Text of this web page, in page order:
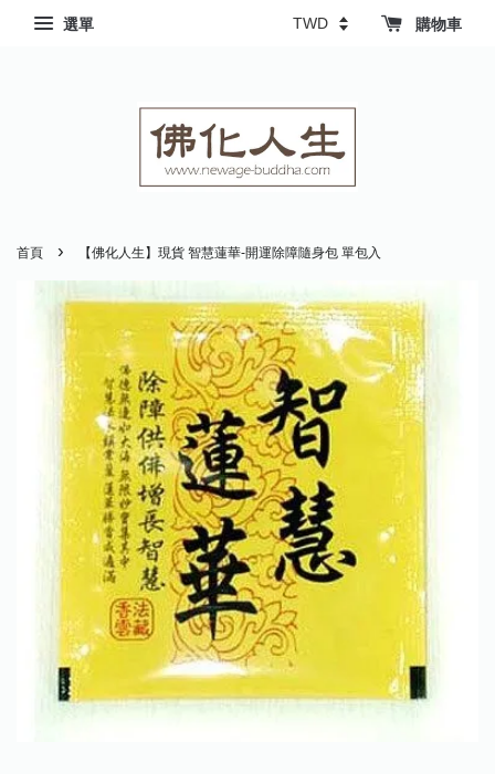
選單 購物車
首頁 › 【佛化人生】現貨 智慧蓮華-開運除障隨身包 單包入